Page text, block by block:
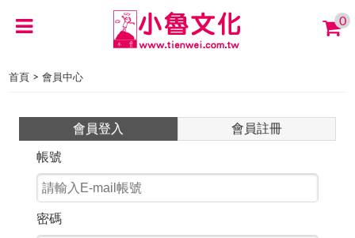
0
首頁 >會員中心
會員登入 會員註冊
帳號
密碼